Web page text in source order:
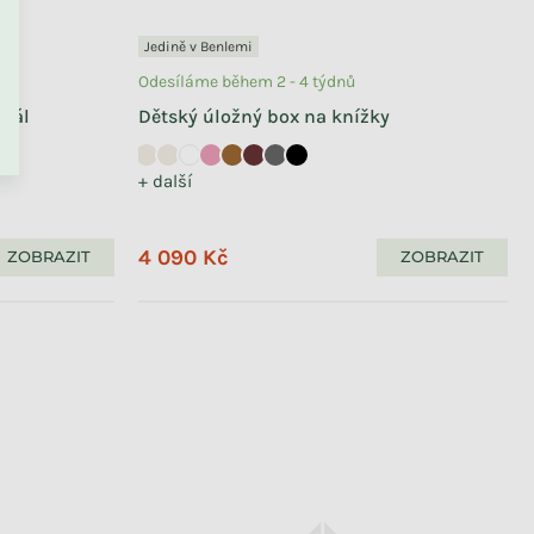
ZOBRAZIT
Jedině v Benlemi
Dětský úložný box na knížky
+ další
Odesíláme během 2 - 4 týdnů
4 090 Kč ZOBRAZIT
pokoje MRAK
Odesíláme během 2 - 4 týdnů